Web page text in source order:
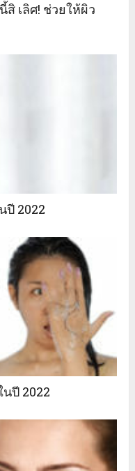
เลิศ! ช่วยให้ผิว
ปี 2022
ปี 2022